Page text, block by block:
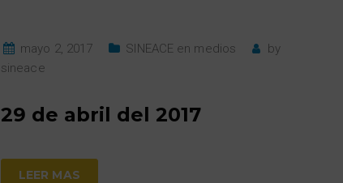
mayo 2, 2017 SINEACE en medios
by
sineace
29 de abril del 2017
LEER MAS